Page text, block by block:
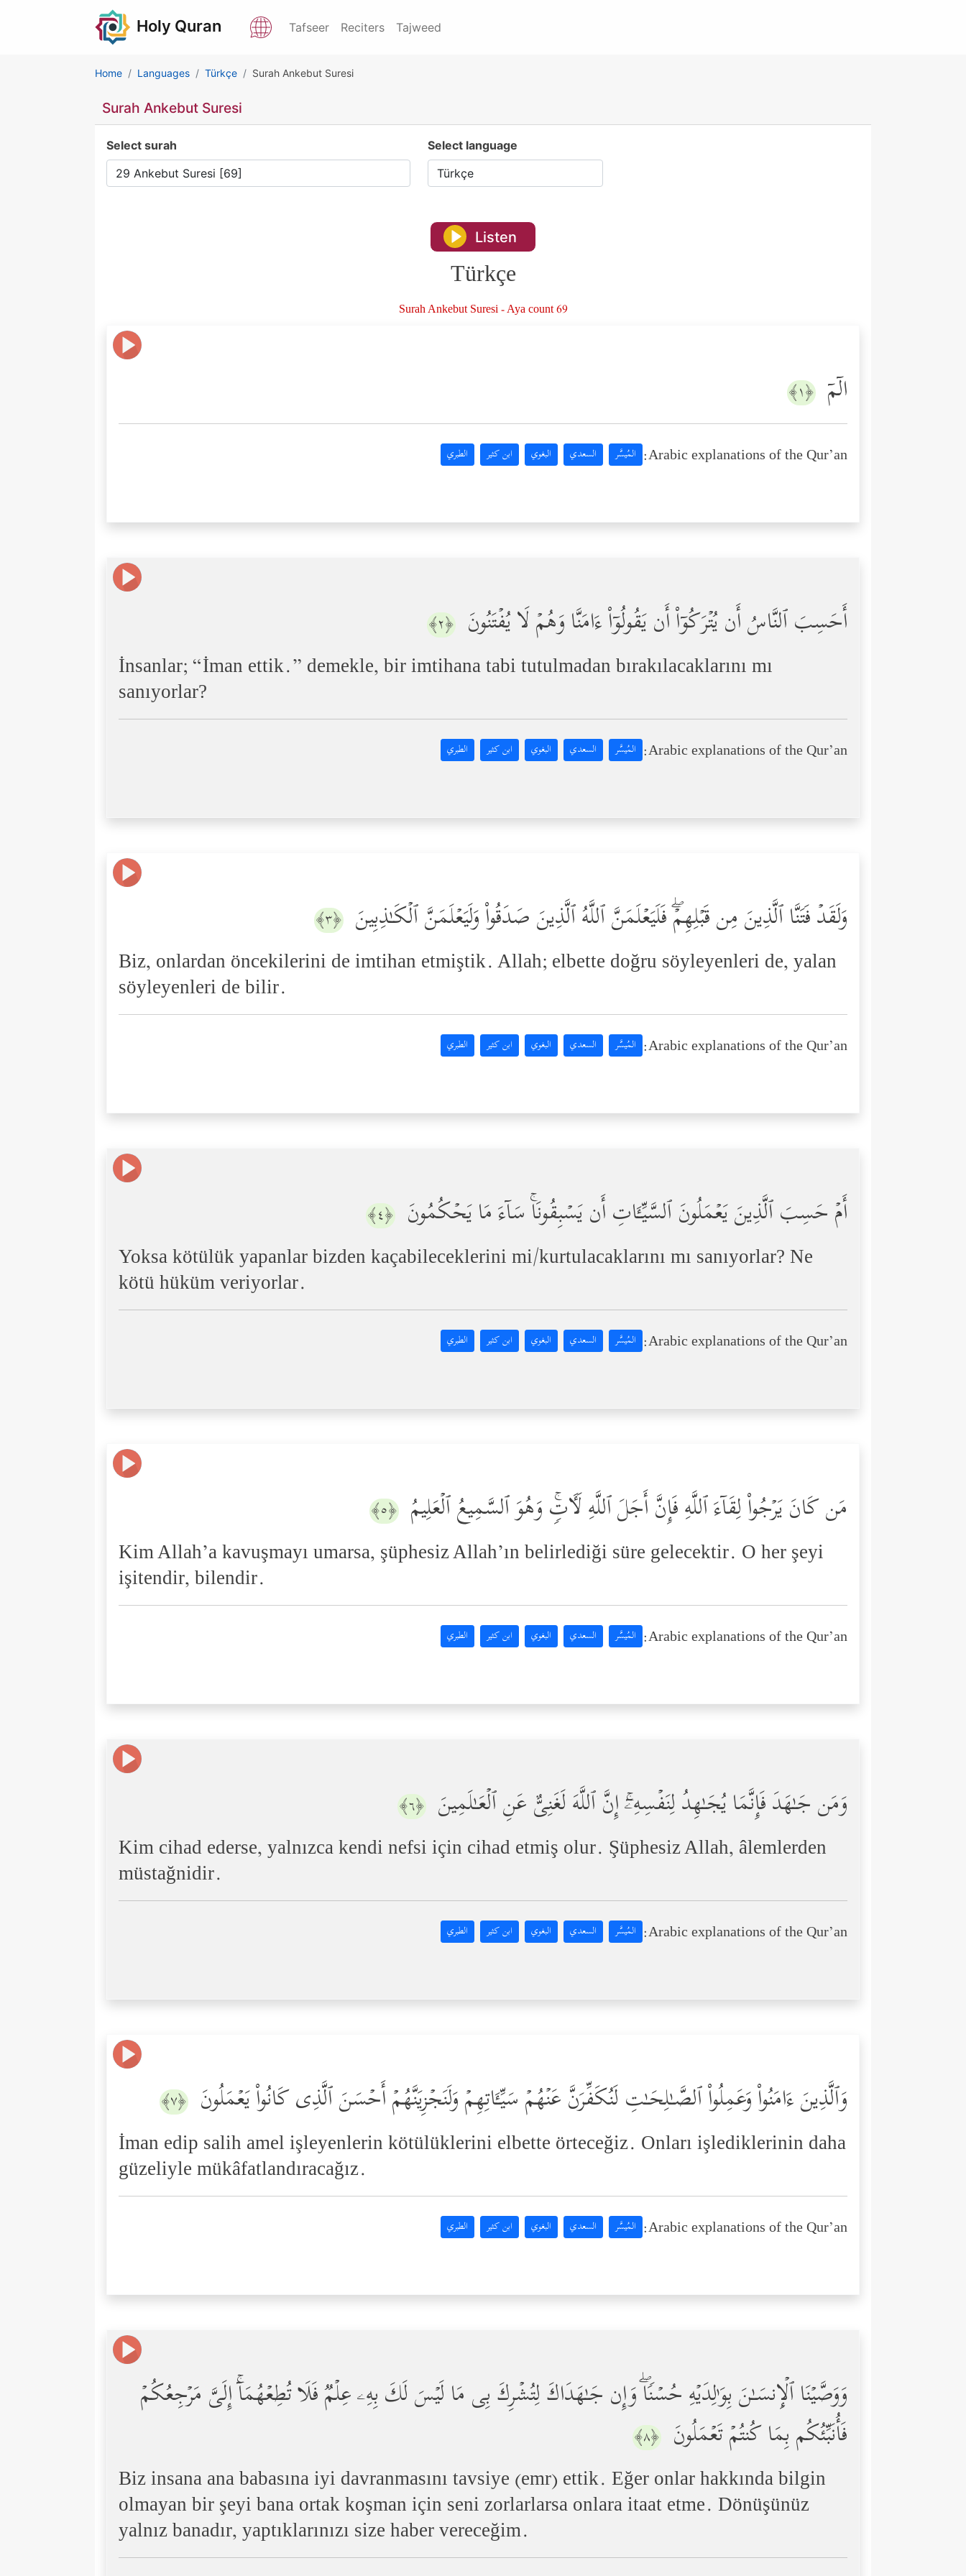
Holy Quran Tafseer Reciters Tajweed
Home Languages Türkçe Surah Ankebut Suresi
Surah Ankebut Suresi
Select surah Select language
Listen
Türkçe
Surah Ankebut Suresi - Aya count 69
الۤمۤ ﴿١﴾
Arabic explanations of the Qur’an: المُيسَّر السعدي البغوي ابن كثير الطبري
أَحَسِبَ ٱلنَّاسُ أَن یُتۡرَكُوۤاْ أَن یَقُولُوۤاْ ءَامَنَّا وَهُمۡ لَا یُفۡتَنُونَ ﴿٢﴾
İnsanlar; “İman ettik.” demekle, bir imtihana tabi tutulmadan bırakılacaklarını mı
sanıyorlar?
Arabic explanations of the Qur’an: المُيسَّر السعدي البغوي ابن كثير الطبري
وَلَقَدۡ فَتَنَّا ٱلَّذِینَ مِن قَبۡلِهِمۡۖ فَلَیَعۡلَمَنَّ ٱللَّهُ ٱلَّذِینَ صَدَقُواْ وَلَیَعۡلَمَنَّ ٱلۡكَـٰذِبِینَ ﴿٣﴾
Biz, onlardan öncekilerini de imtihan etmiştik. Allah; elbette doğru söyleyenleri de, yalan
söyleyenleri de bilir.
Arabic explanations of the Qur’an: المُيسَّر السعدي البغوي ابن كثير الطبري
أَمۡ حَسِبَ ٱلَّذِینَ یَعۡمَلُونَ ٱلسَّیِّـَٔاتِ أَن یَسۡبِقُونَاۚ سَاۤءَ مَا یَحۡكُمُونَ ﴿٤﴾
Yoksa kötülük yapanlar bizden kaçabileceklerini mi/kurtulacaklarını mı sanıyorlar? Ne
kötü hüküm veriyorlar.
Arabic explanations of the Qur’an: المُيسَّر السعدي البغوي ابن كثير الطبري
مَن كَانَ یَرۡجُواْ لِقَاۤءَ ٱللَّهِ فَإِنَّ أَجَلَ ٱللَّهِ لَـَٔاتࣲۚ وَهُوَ ٱلسَّمِیعُ ٱلۡعَلِیمُ ﴿٥﴾
Kim Allah’a kavuşmayı umarsa, şüphesiz Allah’ın belirlediği süre gelecektir. O her şeyi
işitendir, bilendir.
Arabic explanations of the Qur’an: المُيسَّر السعدي البغوي ابن كثير الطبري
وَمَن جَـٰهَدَ فَإِنَّمَا یُجَـٰهِدُ لِنَفۡسِهِۦۤۚ إِنَّ ٱللَّهَ لَغَنِیٌّ عَنِ ٱلۡعَـٰلَمِینَ ﴿٦﴾
Kim cihad ederse, yalnızca kendi nefsi için cihad etmiş olur. Şüphesiz Allah, âlemlerden
müstağnidir.
Arabic explanations of the Qur’an: المُيسَّر السعدي البغوي ابن كثير الطبري
وَٱلَّذِینَ ءَامَنُواْ وَعَمِلُواْ ٱلصَّـٰلِحَـٰتِ لَنُكَفِّرَنَّ عَنۡهُمۡ سَیِّـَٔاتِهِمۡ وَلَنَجۡزِیَنَّهُمۡ أَحۡسَنَ ٱلَّذِی كَانُواْ یَعۡمَلُونَ ﴿٧﴾
İman edip salih amel işleyenlerin kötülüklerini elbette örteceğiz. Onları işlediklerinin daha
güzeliyle mükâfatlandıracağız.
Arabic explanations of the Qur’an: المُيسَّر السعدي البغوي ابن كثير الطبري
وَوَصَّیۡنَا ٱلۡإِنسَـٰنَ بِوَ ٰ⁠لِدَیۡهِ حُسۡنࣰاۖ وَإِن جَـٰهَدَاكَ لِتُشۡرِكَ بِی مَا لَیۡسَ لَكَ بِهِۦ عِلۡمࣱ فَلَا تُطِعۡهُمَاۤۚ إِلَیَّ مَرۡجِعُكُمۡ
فَأُنَبِّئُكُم بِمَا كُنتُمۡ تَعۡمَلُونَ ﴿٨﴾
Biz insana ana babasına iyi davranmasını tavsiye (emr) ettik. Eğer onlar hakkında bilgin
olmayan bir şeyi bana ortak koşman için seni zorlarlarsa onlara itaat etme. Dönüşünüz
yalnız banadır, yaptıklarınızı size haber vereceğim.